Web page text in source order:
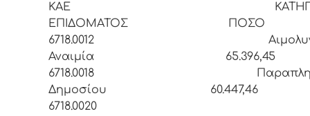
ΚΑΕ
ΕΠΙΔΟΜΑΤΟΣ ΠΟΣΟ
6718.0012
Αναιμία 65.396,45
6718.0018
Δημοσίου 60.447,46